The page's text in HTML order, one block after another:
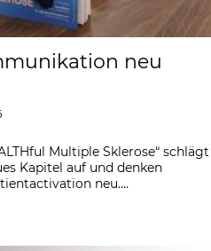
neu
Multiple Sklerose“ schlägt
Kapitel auf und denken
neu.…